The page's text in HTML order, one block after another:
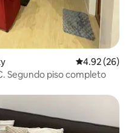
Calificación
4.92 (26)
Segundo piso completo